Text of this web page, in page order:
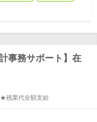
事務サポート】在
残業代全額支給